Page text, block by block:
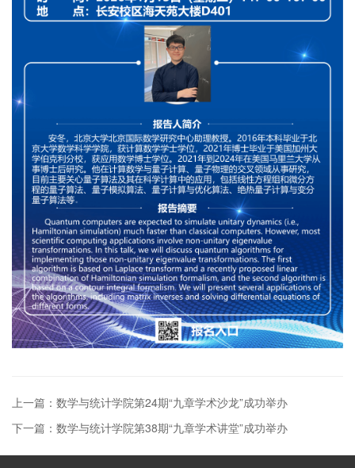
上一篇：数学与统计学院第24期“九章学术沙龙”成功举办
下一篇：数学与统计学院第38期“九章学术讲堂”成功举办